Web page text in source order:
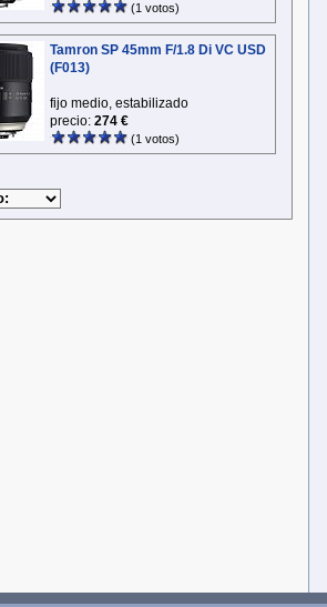
(1 votos)
Tamron SP 45mm F/1.8 Di VC USD
(F013)
fijo medio, estabilizado
precio: 274 €
(1 votos)